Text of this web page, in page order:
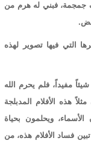
جمجمة، فبني له هرم من
التي فيها تصوير لهذه
مفيداً، فلم يحرم الله
هذه الأفلام المدبلجة
الأسماء، ويحلمون بحياة
فساد الأفلام هذه، من